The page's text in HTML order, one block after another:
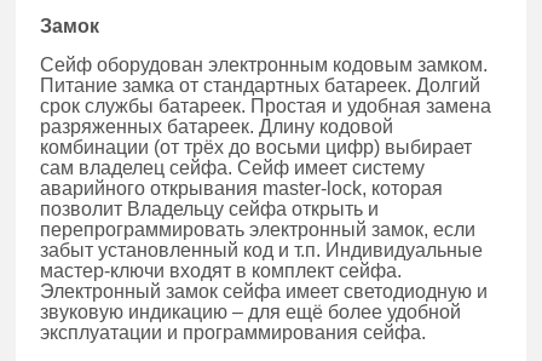
Замок
Сейф оборудован электронным кодовым замком.
Питание замка от стандартных батареек. Долгий
срок службы батареек. Простая и удобная замена
разряженных батареек. Длину кодовой
комбинации (от трёх до восьми цифр) выбирает
сам владелец сейфа. Сейф имеет систему
аварийного открывания master-lock, которая
позволит Владельцу сейфа открыть и
перепрограммировать электронный замок, если
забыт установленный код и т.п. Индивидуальные
мастер-ключи входят в комплект сейфа.
Электронный замок сейфа имеет светодиодную и
звуковую индикацию – для ещё более удобной
эксплуатации и программирования сейфа.